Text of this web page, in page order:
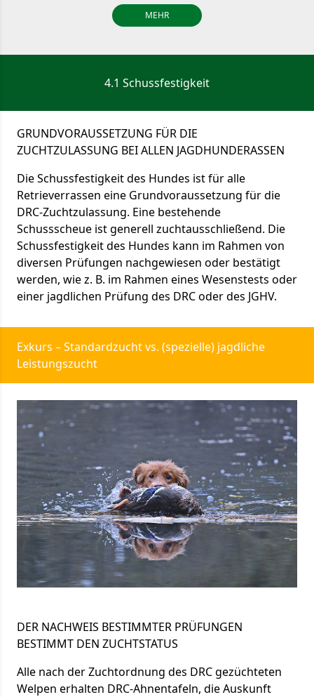
MEHR
4.1 Schussfestigkeit
GRUNDVORAUSSETZUNG FÜR DIE
ZUCHTZULASSUNG BEI ALLEN JAGDHUNDERASSEN
Die Schussfestigkeit des Hundes ist für alle
Retrieverrassen eine Grundvoraussetzung für die
DRC-Zuchtzulassung. Eine bestehende
Schussscheue ist generell zuchtausschließend. Die
Schussfestigkeit des Hundes kann im Rahmen von
diversen Prüfungen nachgewiesen oder bestätigt
werden, wie z. B. im Rahmen eines Wesenstests oder
einer jagdlichen Prüfung des DRC oder des JGHV.
Exkurs – Standardzucht vs. (spezielle) jagdliche
Leistungszucht
DER NACHWEIS BESTIMMTER PRÜFUNGEN
BESTIMMT DEN ZUCHTSTATUS
Alle nach der Zuchtordnung des DRC gezüchteten
Welpen erhalten DRC-Ahnentafeln, die Auskunft